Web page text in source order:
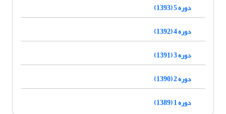
دوره 5 (1393)
دوره 4 (1392)
دوره 3 (1391)
دوره 2 (1390)
دوره 1 (1389)